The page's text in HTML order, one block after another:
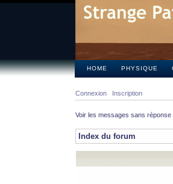
HOME PHYSIQUE
Connexion Inscription
Voir les messages sans réponse
Index du forum